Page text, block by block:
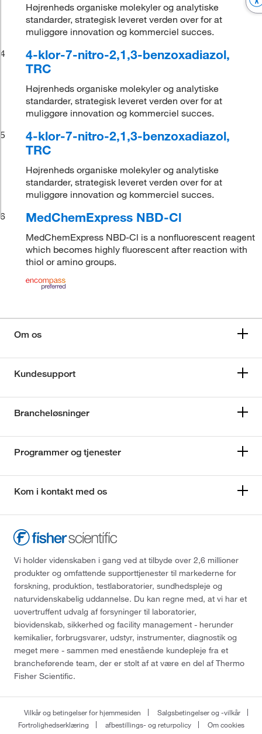
Højrenheds organiske molekyler og analytiske
standarder, strategisk leveret verden over for at
muliggøre innovation og kommerciel succes.
4
4-klor-7-nitro-2,1,3-benzoxadiazol,
TRC
Højrenheds organiske molekyler og analytiske
standarder, strategisk leveret verden over for at
muliggøre innovation og kommerciel succes.
5
4-klor-7-nitro-2,1,3-benzoxadiazol,
TRC
Højrenheds organiske molekyler og analytiske
standarder, strategisk leveret verden over for at
muliggøre innovation og kommerciel succes.
6
MedChemExpress NBD-Cl
MedChemExpress NBD-Cl is a nonfluorescent reagent
which becomes highly fluorescent after reaction with
thiol or amino groups.
Om os
Kundesupport
Brancheløsninger
Programmer og tjenester
Kom i kontakt med os
Vi holder videnskaben i gang ved at tilbyde over 2,6 millioner
produkter og omfattende supporttjenester til markederne for
forskning, produktion, testlaboratorier, sundhedspleje og
naturvidenskabelig uddannelse. Du kan regne med, at vi har et
uovertruffent udvalg af forsyninger til laboratorier,
biovidenskab, sikkerhed og facility management - herunder
kemikalier, forbrugsvarer, udstyr, instrumenter, diagnostik og
meget mere - sammen med enestående kundepleje fra et
brancheførende team, der er stolt af at være en del af Thermo
Fisher Scientific.
Vilkår og betingelser for hjemmesiden
Salgsbetingelser og -vilkår
Fortrolighedserklæring
afbestillings- og returpolicy
Om cookies